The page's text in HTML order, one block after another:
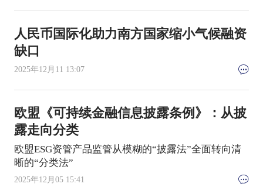
人民币国际化助力南方国家缩小气候融资
缺口
2025年12月11 13:07
欧盟《可持续金融信息披露条例》：从披
露走向分类
欧盟ESG资管产品监管从模糊的“披露法”全面转向清
晰的“分类法”
2025年12月05 15:41